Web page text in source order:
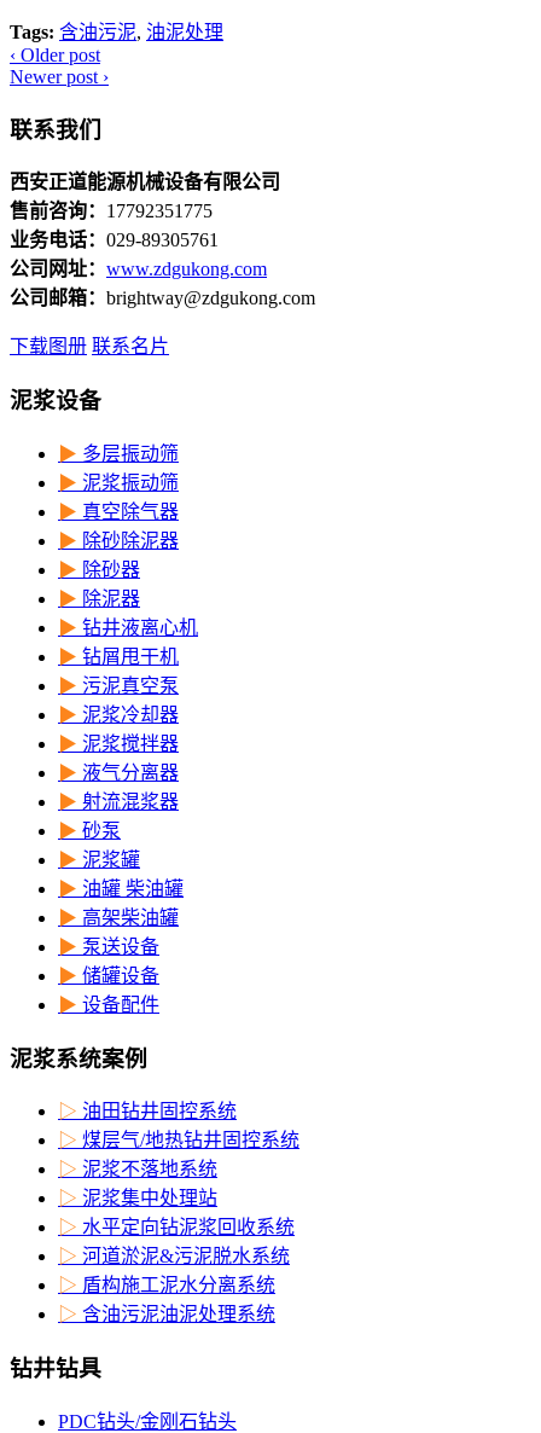
Tags: 含油污泥, 油泥处理
‹ Older post
Newer post ›
联系我们
西安正道能源机械设备有限公司
售前咨询： 17792351775
业务电话： 029-89305761
公司网址： www.zdgukong.com
公司邮箱： brightway@zdgukong.com
下载图册 联系名片
泥浆设备
▶ 多层振动筛
▶ 泥浆振动筛
▶ 真空除气器
▶ 除砂除泥器
▶ 除砂器
▶ 除泥器
▶ 钻井液离心机
▶ 钻屑甩干机
▶ 污泥真空泵
▶ 泥浆冷却器
▶ 泥浆搅拌器
▶ 液气分离器
▶ 射流混浆器
▶ 砂泵
▶ 泥浆罐
▶ 油罐 柴油罐
▶ 高架柴油罐
▶ 泵送设备
▶ 储罐设备
▶ 设备配件
泥浆系统案例
▷ 油田钻井固控系统
▷ 煤层气/地热钻井固控系统
▷ 泥浆不落地系统
▷ 泥浆集中处理站
▷ 水平定向钻泥浆回收系统
▷ 河道淤泥&污泥脱水系统
▷ 盾构施工泥水分离系统
▷ 含油污泥油泥处理系统
钻井钻具
PDC钻头/金刚石钻头